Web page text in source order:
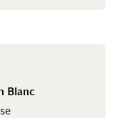
Blanc